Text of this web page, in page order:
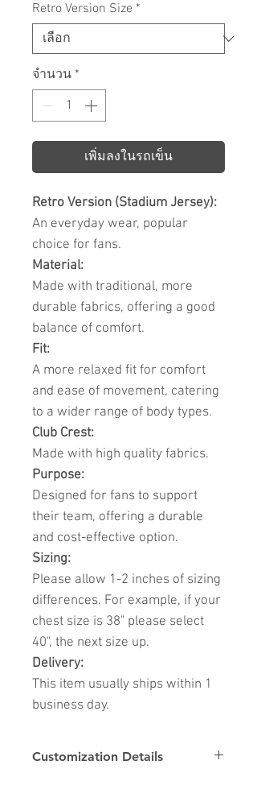
Retro Version Size *
จำนวน *
เพิ่มลงในรถเข็น
Retro Version (Stadium Jersey):
An everyday wear, popular
choice for fans.
Material:
Made with traditional, more
durable fabrics, offering a good
balance of comfort.
Fit:
A more relaxed fit for comfort
and ease of movement, catering
to a wider range of body types.
Club Crest:
Made with high quality fabrics.
Purpose:
Designed for fans to support
their team, offering a durable
and cost-effective option.
Sizing:
Please allow 1-2 inches of sizing
differences. For example, if your
chest size is 38" please select
40", the next size up.
Delivery:
This item usually ships within 1
business day.
Customization Details